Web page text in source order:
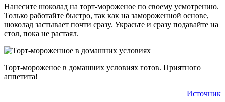
Нанесите шоколад на торт-мороженое по своему усмотрению.
Только работайте быстро, так как на замороженной основе,
шоколад застывает почти сразу. Украсьте и сразу подавайте на
стол, пока не растаял.
Торт-мороженое в домашних условиях готов. Приятного
аппетита!
Источник